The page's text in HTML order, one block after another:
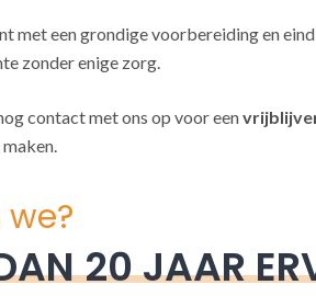
met een grondige voorbereiding en
zonder enige zorg.
contact met ons op voor een
20 JAAR